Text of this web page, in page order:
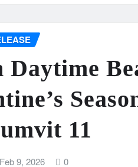
Daytime
11
Feb 9, 2026 0